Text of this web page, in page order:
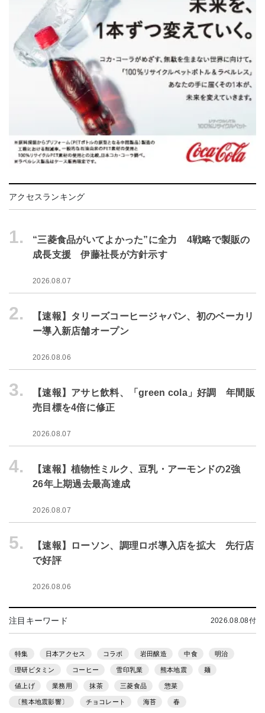
アクセスランキング
1.
“三菱食品がいてよかった”に全力 4戦略で製販の
成長支援 伊藤社長が方針示す
2026.08.07
2.
【速報】タリーズコーヒージャパン、初のベーカリ
ー導入新店舗オープン
2026.08.06
3.
【速報】アサヒ飲料、「green cola」好調 年間販
売目標を4倍に修正
2026.08.07
4.
【速報】植物性ミルク、豆乳・アーモンドの2強
26年上期過去最高達成
2026.08.07
5.
【速報】ローソン、調理ロボ導入店を拡大 先行店
で好評
2026.08.06
注目キーワード 2026.08.08付
特集 日本アクセス コラボ 岩田醸造 中食 明治
理研ビタミン コーヒー 雪印乳業 熊本地震 麺
値上げ 業務用 抹茶 三菱食品 惣菜
〔熊本地震影響〕 チョコレート 海苔 春